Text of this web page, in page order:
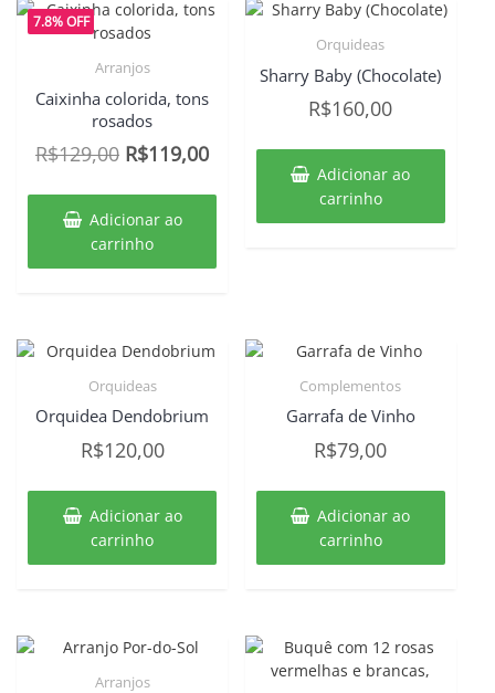
7.8% OFF
Arranjos
Caixinha colorida, tons
rosados
R$129,00 O
original
era:
R$129,00.
R$119,00O
R$119,00.
Adicionar ao
carrinho
Orquideas
Sharry Baby (Chocolate)
R$160,00
Adicionar ao
carrinho
Orquideas
Orquidea Dendobrium
R$120,00
Adicionar ao
carrinho
Complementos
Garrafa de Vinho
R$79,00
Adicionar ao
carrinho
Arranjos